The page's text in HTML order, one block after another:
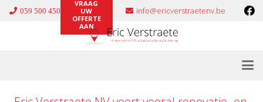
059 500 450
VRAAG
UW
OFFERTE
AAN
info@ericverstraetenv.be